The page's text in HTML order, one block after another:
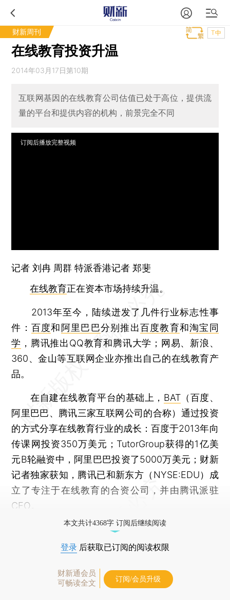
财新周刊 T中
在线教育投资升温
2014年03月17日第10期
互联网基因的在线教育公司估值已处于高位，提供流
量的平台和提供内容的机构，前景完全不同
订阅后播放完整视频
记者刘冉 周群 特派香港记者 郑斐
在线教育正在资本市场持续升温。
2013年至今，陆续迸发了几件行业标志性事
件： 百度和阿里巴巴分别推出百度教育和淘宝同
学 ，腾讯推出QQ教育和腾讯大学；网易、新浪、
360、金山等互联网企业亦推出自己的在线教育产
品。
在自建在线教育平台的基础上， BAT（百度、
阿里巴巴、腾讯三家互联网公司的合称）通过投资
的方式分享在线教育行业的成长：百度于2013年向
传课网投资350万美元；TutorGroup获得的1亿美
元B轮融资中，阿里巴巴投资了5000万美元；财新
记者独家获知，腾讯已和新东方（NYSE:EDU）成
立了专注于在线教育的合资公司，并由腾讯派驻
CEO。
本文共计4368字 订阅后继续阅读
登录 后获取已订阅的阅读权限
财新通会员
可畅读全文
订阅/会员升级